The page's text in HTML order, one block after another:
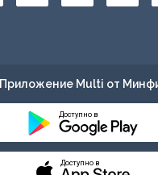
Приложение Multi от
Доступно в
Доступно в